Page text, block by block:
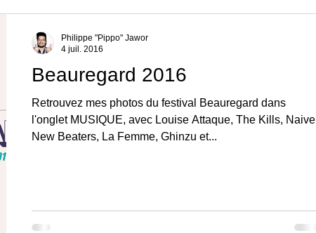
Beauregard 2016
Retrouvez mes photos du festival Beauregard dans
l'onglet MUSIQUE, avec Louise Attaque, The Kills, Naive
New Beaters, La Femme, Ghinzu et...
Philippe "Pippo" Jawor
4 juil. 2016